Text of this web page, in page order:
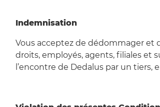
Indemnisation
Vous acceptez de dédommager et
droits, employés, agents, filiales et
l’encontre de Dedalus par un